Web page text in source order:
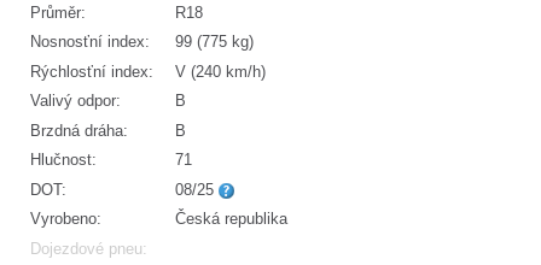
Průměr:
R18
Nosnosťní index:
99 (775 kg)
Rýchlosťní index:
V (240 km/h)
Valivý odpor:
B
Brzdná dráha:
B
Hlučnost:
71
DOT:
08/25
Vyrobeno:
Česká republika
Dojezdové pneu: